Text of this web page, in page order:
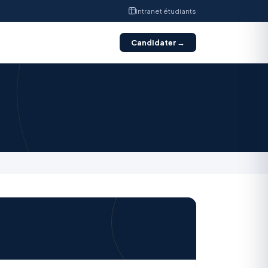
Intranet étudiants
Candidater →